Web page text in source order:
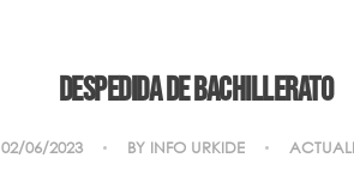
Despedida de Bachillerato
02/06/2023 BY INFO URKIDE